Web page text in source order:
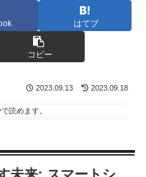
はてブ
コピー
2023.09.13 2023.09.18
で読めます。